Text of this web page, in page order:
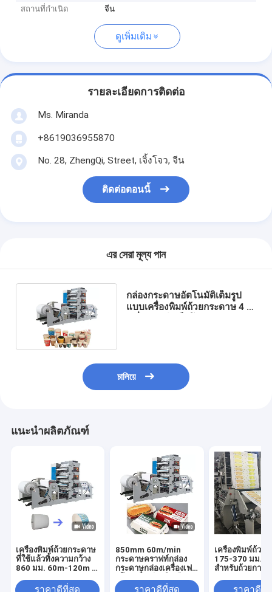
สถานที่กำเนิด
จีน
ดูเพิ่มเติม
รายละเอียดการติดต่อ
Ms. Miranda
+8619036955870
No. 28, ZhengQi, Street, เจิ้งโจว, จีน
ติดต่อตอนนี้
এর সেরা মূল্য পান
กล่องกระดาษอัตโนมัติเต็มรูป
แบบเครื่องพิมพ์ถ้วยกระดาษ 4 สี
চালিয়ে
แนะนำผลิตภัณฑ์
เครื่องพิมพ์ถ้วยกระดาษ
ที่ใช้แล้วทิ้งความกว้าง
860 มม. 60m-120m /
850mm 60m/min
กระดาษคราฟท์กล่อง
กระดาษกล่องเครื่องเฟล็
เครื่องพิมพ์ถ้วย
175-370 มม.
สำหรับถ้วยกาแฟ